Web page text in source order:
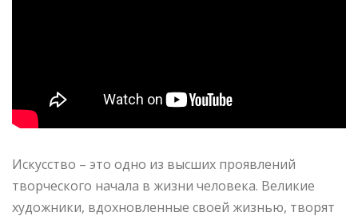
Искусство – это одно из высших проявлений
творческого начала в жизни человека. Великие
художники, вдохновленные своей жизнью, творят